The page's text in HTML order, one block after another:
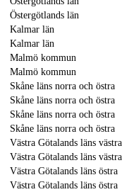
Östergötlands län
Kalmar län
Kalmar län
Malmö kommun
Malmö kommun
Skåne läns norra och östra
Skåne läns norra och östra
Skåne läns norra och östra
Skåne läns norra och östra
Västra Götalands läns västra
Västra Götalands läns västra
Västra Götalands läns östra
Västra Götalands läns östra